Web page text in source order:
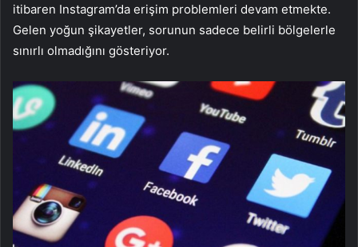
itibaren Instagram’da erişim problemleri devam etmekte.
Gelen yoğun şikayetler, sorunun sadece belirli bölgelerle
sınırlı olmadığını gösteriyor.